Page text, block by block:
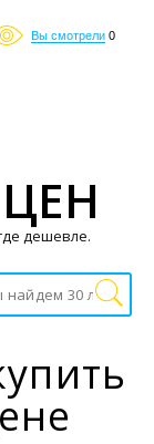
Вы смотрели 0
дешевле.